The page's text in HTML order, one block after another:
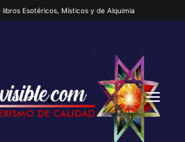
Esotéricos, Místicos y de Alquimia